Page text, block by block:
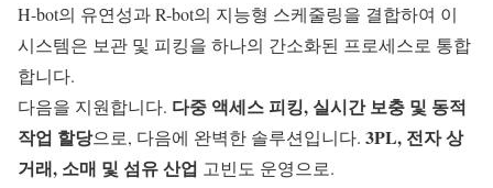
H-bot의 유연성과 R-bot의 지능형 스케줄링을 결합하여 이
시스템은 보관 및 피킹을 하나의 간소화된 프로세스로 통합
합니다.
다음을 지원합니다. 다중 액세스 피킹, 실시간 보충 및 동적
작업 할당으로, 다음에 완벽한 솔루션입니다. 3PL, 전자 상
거래, 소매 및 섬유 산업 고빈도 운영으로.